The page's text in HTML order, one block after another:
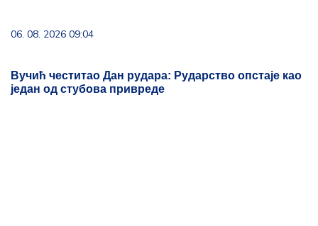
06. 08. 2026 09:04
Вучић честитао Дан рудара: Рударство опстаје као
један од стубова привреде